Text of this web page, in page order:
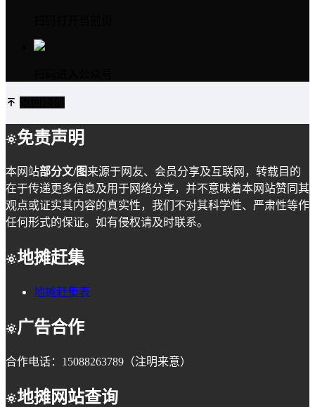
免责声明
本网站部分文/图来源于网友、会员分享及互联网，转载目的
在于传递更多信息及用于网络分享，并不意味着本网站赞同其
观点或证实其内容的真实性，我们不对其科学性、严肃性等作
任何形式的保证。如有侵权请及时联系。
地摊赶集
地摊赶集表
广告合作
合作电话：15088263789（注明来意）
地摊网站查询